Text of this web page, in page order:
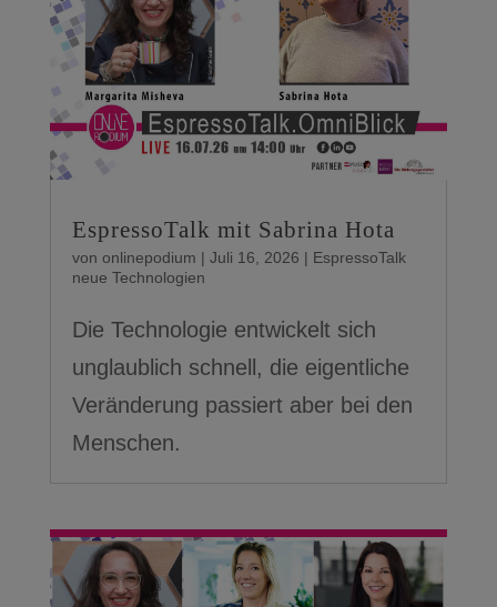
EspressoTalk mit Sabrina Hota
von onlinepodium | Juli 16, 2026 | EspressoTalk
neue Technologien
Die Technologie entwickelt sich
unglaublich schnell, die eigentliche
Veränderung passiert aber bei den
Menschen.